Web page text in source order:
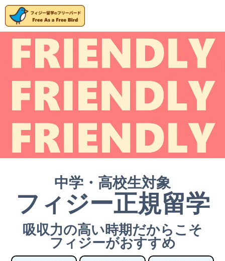
中学・高校生対象
フィジー正規留学
吸収力の高い時期だからこそ
フィジーがおすすめ